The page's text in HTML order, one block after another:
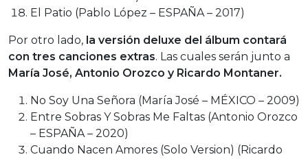
El Patio (Pablo López – ESPAÑA – 2017)
Por otro lado, la versión deluxe del álbum contará
con tres canciones extras. Las cuales serán junto a
María José, Antonio Orozco y Ricardo Montaner.
No Soy Una Señora (María José – MÉXICO – 2009)
Entre Sobras Y Sobras Me Faltas (Antonio Orozco
– ESPAÑA – 2020)
Cuando Nacen Amores (Solo Version) (Ricardo